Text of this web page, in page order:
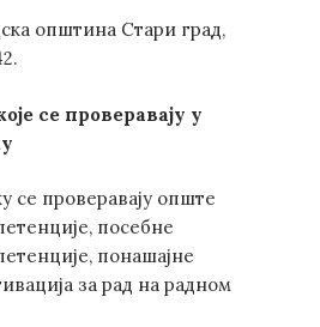
општина Стари град,
се проверавају у
се проверавају опште
посебне
понашајне
за рад на радном